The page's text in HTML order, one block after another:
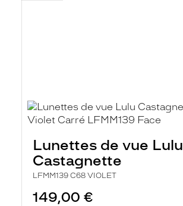
Lunettes de vue Lulu
Castagnette
LFMM139 C68 VIOLET
149,00 €